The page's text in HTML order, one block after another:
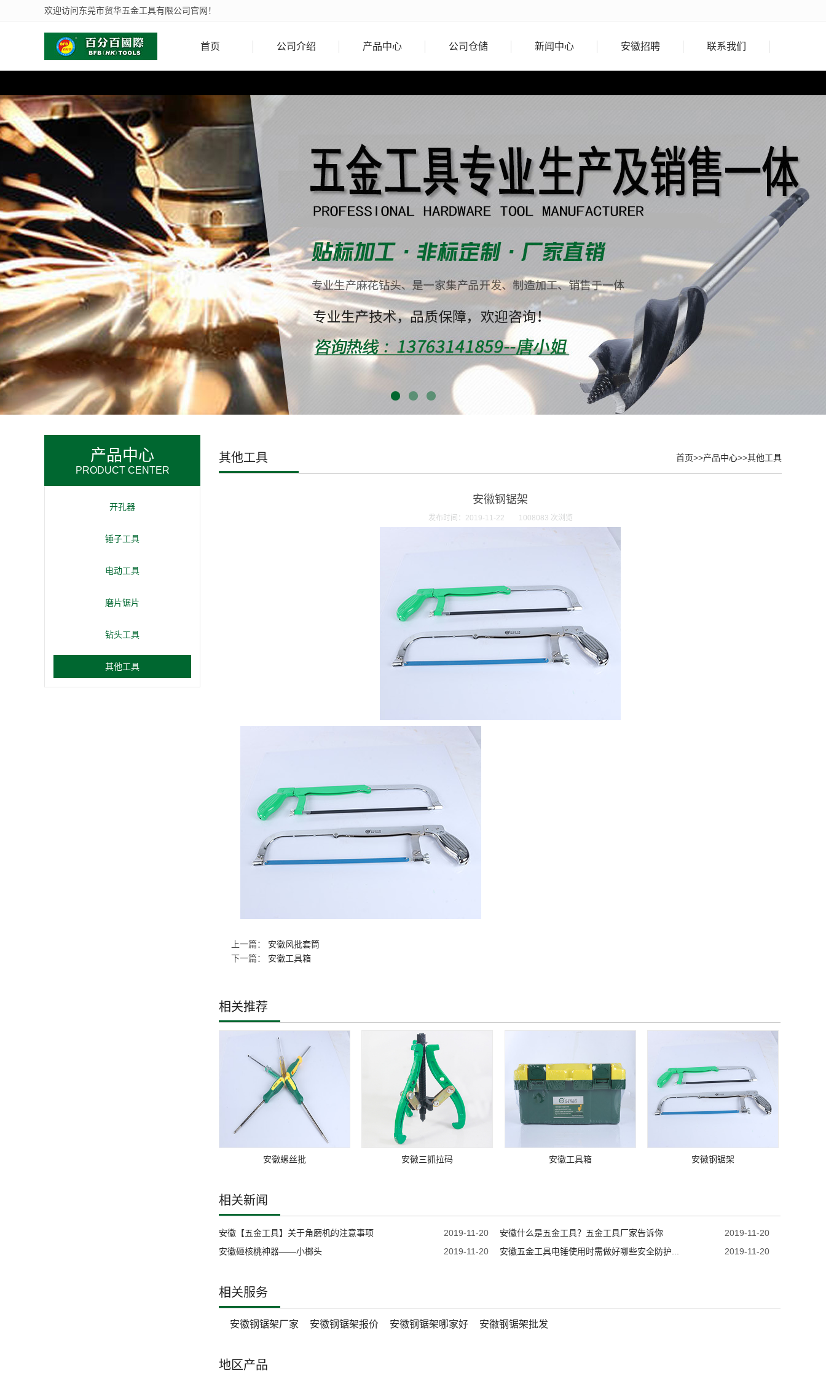
欢迎访问东莞市贸华五金工具有限公司官网！
首页 公司介绍 产品中心 公司仓储 新闻中心 安徽招聘 联系我们
产品中心
PRODUCT CENTER
开孔器
锤子工具
电动工具
磨片锯片
钻头工具
其他工具
其他工具 首页>>产品中心>>其他工具
安徽钢锯架
发布时间：2019-11-22 1008083 次浏览
上一篇： 安徽风批套筒
下一篇： 安徽工具箱
相关推荐
安徽螺丝批 安徽三抓拉码 安徽工具箱 安徽钢锯架
相关新闻
安徽【五金工具】关于角磨机的注意事项 2019-11-20 安徽什么是五金工具？五金工具厂家告诉你
2019-11-20
安徽砸核桃神器——小榔头
2019-11-20 安徽五金工具电锤使用时需做好哪些安全防护... 2019-11-20
相关服务
安徽钢锯架厂家 安徽钢锯架报价 安徽钢锯架哪家好 安徽钢锯架批发
地区产品